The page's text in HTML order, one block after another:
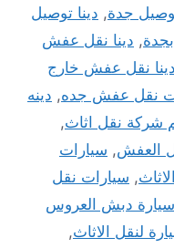
جدة, دينا توصيل
, دينا نقل عفش
دينا نقل عفش خارج
نقل عفش جده, دينه
شركة نقل اثاث,
العفش, سيارات
, سيارات نقل
سيارة دبش العروس
لنقل الاثاث,